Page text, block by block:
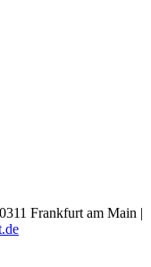
Frankfurt am Main |